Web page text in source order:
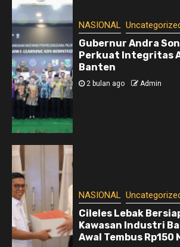
NASIONAL
Gubernur Andra
Perkuat Integritas
Banten
2 bulan ago Admin
NASIONAL
Cileles Lebak
Kawasan Industri
Awal Tembus Rp150